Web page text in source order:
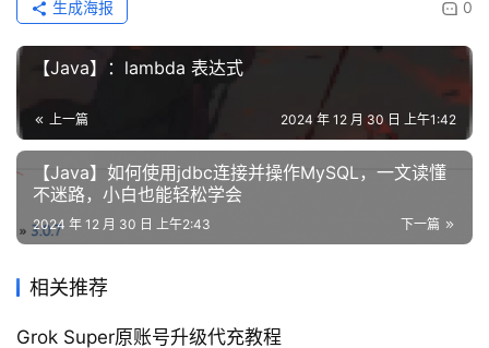
0
生成海报
【Java】：lambda 表达式
上一篇 2024 年 12 月 30 日 上午1:42
【Java】如何使用jdbc连接并操作MySQL，一文读懂
不迷路，小白也能轻松学会
下一篇
2024 年 12 月 30 日 上午2:43
相关推荐
Grok Super原账号升级代充教程